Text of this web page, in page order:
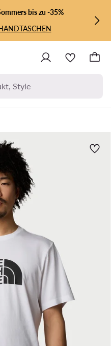
bis zu -35%
Style